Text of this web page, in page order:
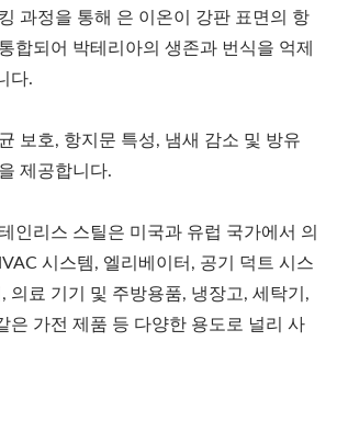
과정을 통해 은 이온이 강판 표면의 항
합되어 박테리아의 생존과 번식을 억제
다.
보호, 항지문 특성, 냄새 감소 및 방유
제공합니다.
인리스 스틸은 미국과 유럽 국가에서 의
시스템, 엘리베이터, 공기 덕트 시스
의료 기기 및 주방용품, 냉장고, 세탁기,
은 가전 제품 등 다양한 용도로 널리 사